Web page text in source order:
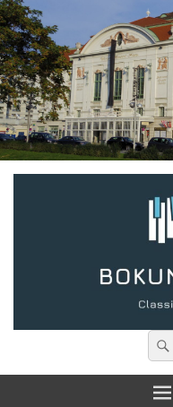
検
索: